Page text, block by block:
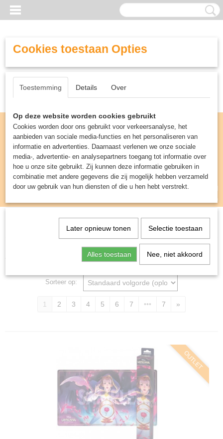
Inloggen Registreren
UW WINKELWAGEN
(0)
Ruilkaarten>Accessoires
Sorteer op:
1 2 3 4 5 6 7 ••• 7 »
OUTLET
Cookies toestaan Opties
Toestemming Details Over
Op deze website worden cookies gebruikt
Cookies worden door ons gebruikt voor verkeersanalyse, het
aanbieden van sociale media-functies en het personaliseren van
informatie en advertenties. Daarnaast verlenen we onze sociale
media-, advertentie- en analysepartners toegang tot informatie over
hoe u onze site gebruikt. Zij kunnen deze informatie gebruiken in
combinatie met andere gegevens die zij mogelijk hebben verzameld
door uw gebruik van hun diensten of die u hen hebt verstrekt.
Later opnieuw tonen Selectie toestaan
Alles toestaan Nee, niet akkoord